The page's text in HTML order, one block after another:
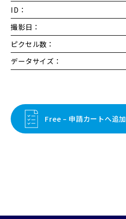
ID：
撮影日：
ピクセル数：
データサイズ：
Free – 申請カートへ追加